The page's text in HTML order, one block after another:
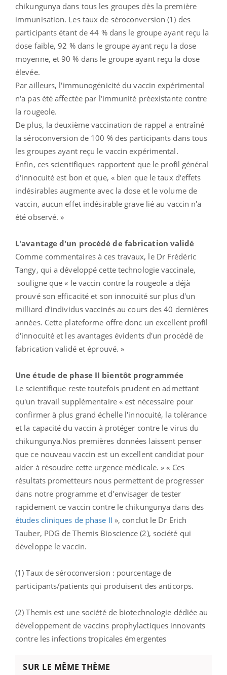
chikungunya dans tous les groupes dès la première
immunisation. Les taux de séroconversion (1) des
participants étant de 44 % dans le groupe ayant reçu la
dose faible, 92 % dans le groupe ayant reçu la dose
moyenne, et 90 % dans le groupe ayant reçu la dose
élevée.
Par ailleurs, l'immunogénicité du vaccin expérimental
n'a pas été affectée par l'immunité préexistante contre
la rougeole.
De plus, la deuxième vaccination de rappel a entraîné
la séroconversion de 100 % des participants dans tous
les groupes ayant reçu le vaccin expérimental.
Enfin, ces scientifiques rapportent que le profil général
d'innocuité est bon et que, « bien que le taux d'effets
indésirables augmente avec la dose et le volume de
vaccin, aucun effet indésirable grave lié au vaccin n'a
été observé. »
L'avantage d'un procédé de fabrication validé
Comme commentaires à ces travaux, le Dr Frédéric
Tangy, qui a développé cette technologie vaccinale,
souligne que « le vaccin contre la rougeole a déjà
prouvé son efficacité et son innocuité sur plus d'un
milliard d’individus vaccinés au cours des 40 dernières
années. Cette plateforme offre donc un excellent profil
d'innocuité et les avantages évidents d'un procédé de
fabrication validé et éprouvé. »
Une étude de phase II bientôt programmée
Le scientifique reste toutefois prudent en admettant
qu'un travail supplémentaire « est nécessaire pour
confirmer à plus grand échelle l'innocuité, la tolérance
et la capacité du vaccin à protéger contre le virus du
chikungunya.Nos premières données laissent penser
que ce nouveau vaccin est un excellent candidat pour
aider à résoudre cette urgence médicale. » « Ces
résultats prometteurs nous permettent de progresser
dans notre programme et d’envisager de tester
rapidement ce vaccin contre le chikungunya dans des
études cliniques de phase II », conclut le Dr Erich
Tauber, PDG de Themis Bioscience (2), société qui
développe le vaccin.
(1) Taux de séroconversion : pourcentage de
participants/patients qui produisent des anticorps.
(2) Themis est une société de biotechnologie dédiée au
développement de vaccins prophylactiques innovants
contre les infections tropicales émergentes
SUR LE MÊME THÈME